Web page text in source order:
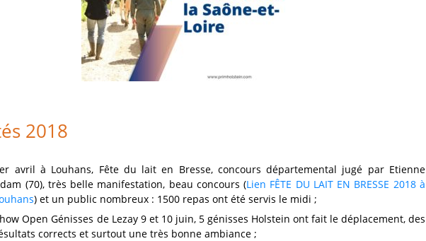
2018
avril à Louhans, Fête du lait en Bresse, concours départemental jugé par Etienne
(70), très belle manifestation, beau concours (Lien FÊTE DU LAIT EN BRESSE 2018 à
) et un public nombreux : 1500 repas ont été servis le midi ;
Open Génisses de Lezay 9 et 10 juin, 5 génisses Holstein ont fait le déplacement, des
corrects et surtout une très bonne ambiance ;